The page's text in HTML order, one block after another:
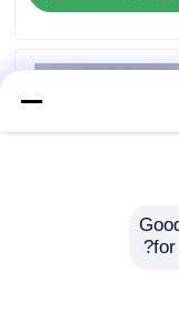
for?